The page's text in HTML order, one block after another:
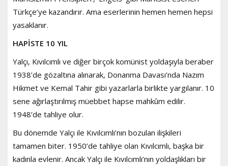
Türkçe’ye kazandırır. Ama eserlerinin hemen hemen hepsi
yasaklanır.
HAPİSTE 10 YIL
Yalçı, Kıvılcımlı ve diğer birçok komünist yoldaşıyla beraber
1938’de gözaltına alınarak, Donanma Davası’nda Nazım
Hikmet ve Kemal Tahir gibi yazarlarla birlikte yargılanır. 10
sene ağırlaştırılmış müebbet hapse mahkûm edilir.
1948’de tahliye olur.
Bu dönemde Yalçı ile Kıvılcımlı’nın bozulan ilişkileri
tamamen biter. 1950’de tahliye olan Kıvılcımlı, başka bir
kadınla evlenir. Ancak Yalçı ile Kıvılcımlı’nın yoldaşlıkları bir